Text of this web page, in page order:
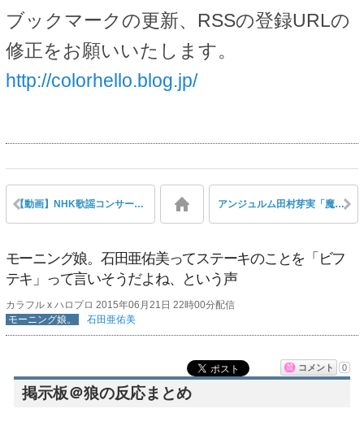
ブックマークの更新、RSSの登録URLの
修正をお願いいたします。
http://colorhello.blog.jp/
【動画】NHK歌謡コンサートにソロ出演する℃-ute鈴木愛理を実況応援 [2015/6/16] アンジュルム田村芽実「魔法のマコ、ルンルン、アッコ、サリー、メグ、ララベル(^ ^)全部知ってる」
モーニング娘。石田亜佑美ってステーキのことを「ビフ
テキ」って言いそうだよね、という声
カラフル x ハロプロ 2015年06月21日 22時00分配信
モーニング娘。
石田亜佑美
コメント 0
掲示板＠狼の反応まとめ